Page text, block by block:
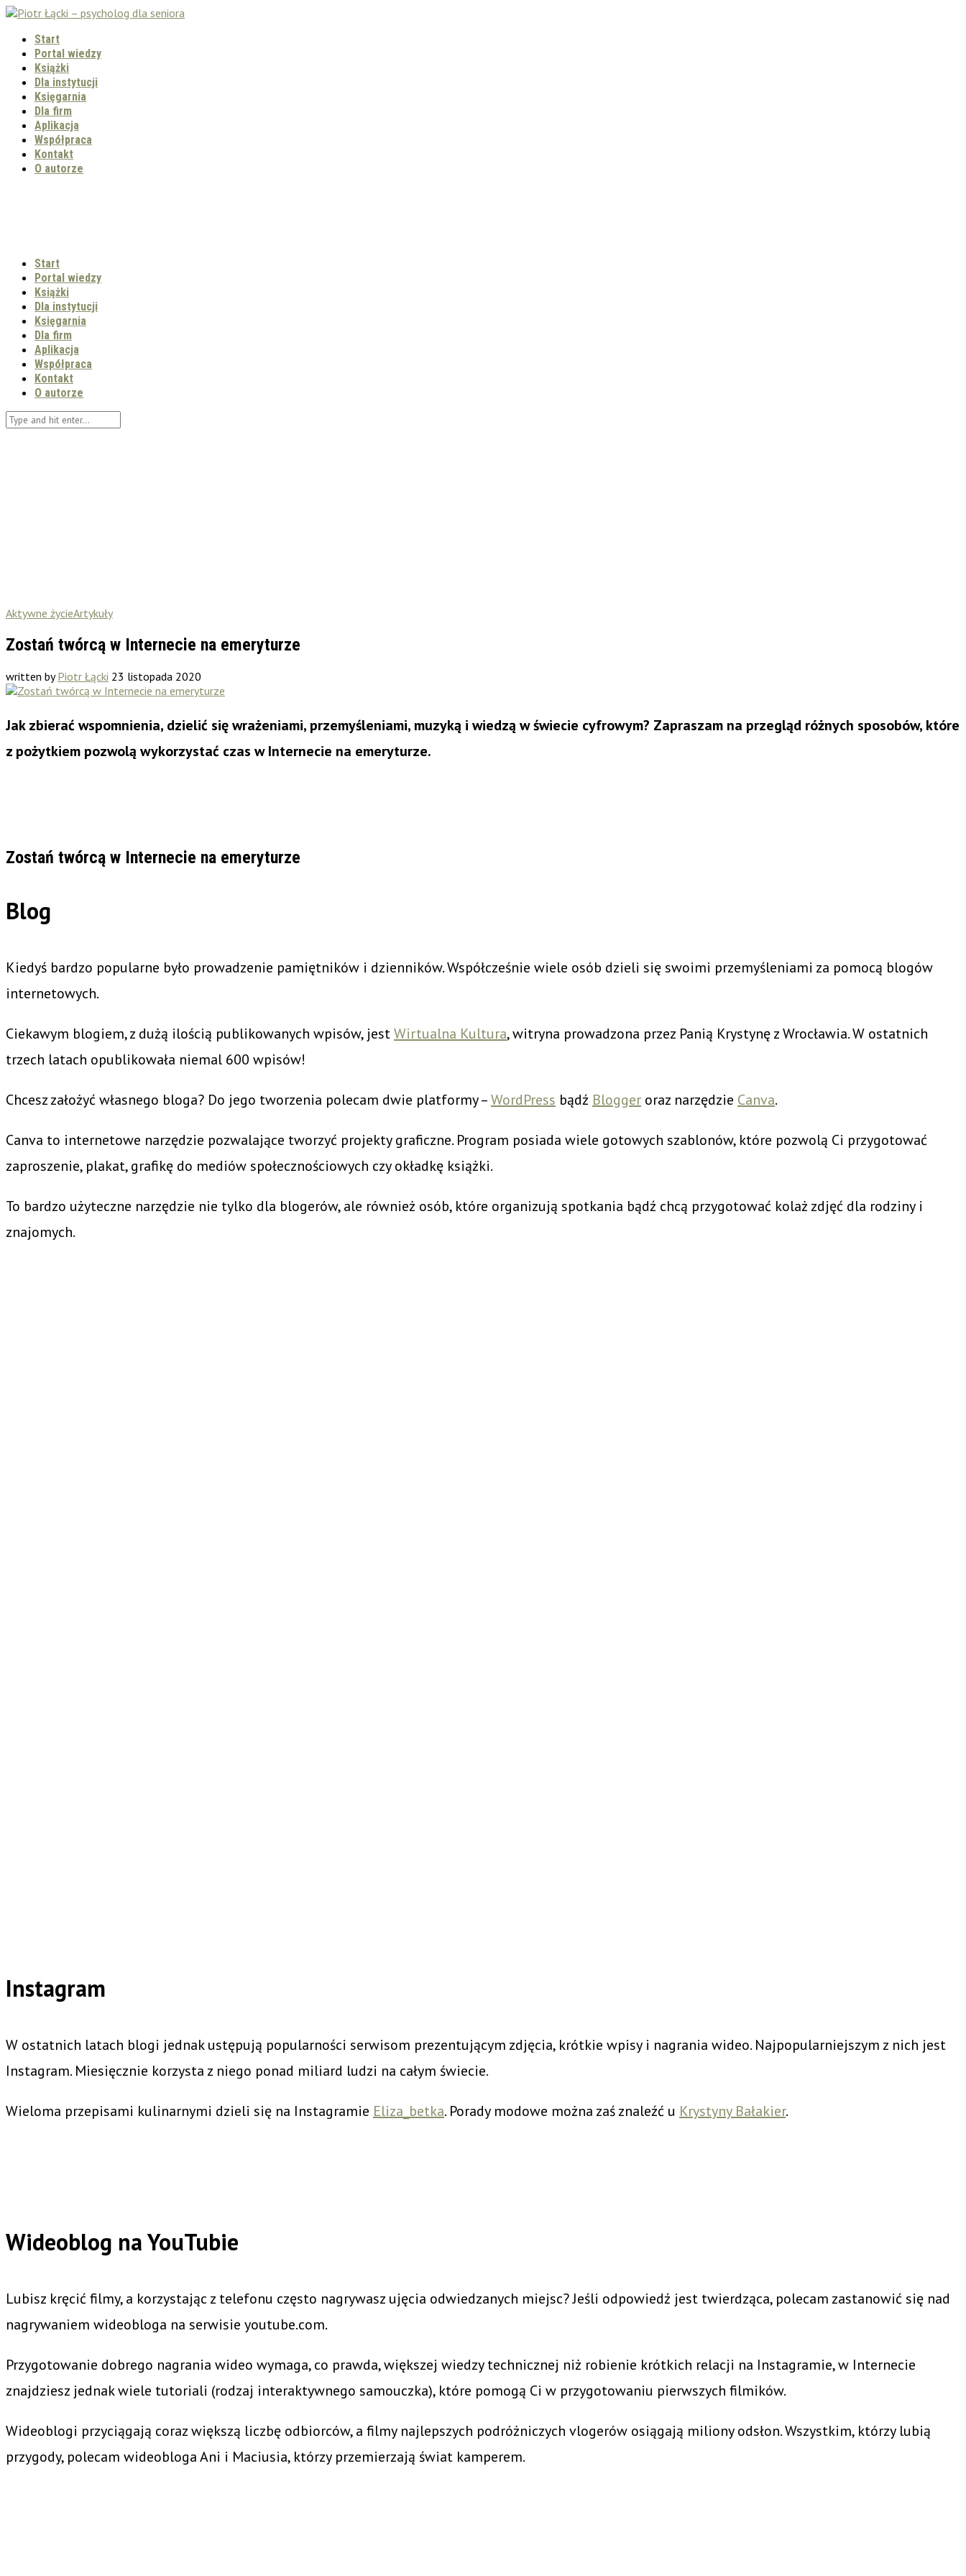
Start
Portal wiedzy
Książki
Dla instytucji
Księgarnia
Dla firm
Aplikacja
Współpraca
Kontakt
O autorze
Start
Portal wiedzy
Książki
Dla instytucji
Księgarnia
Dla firm
Aplikacja
Współpraca
Kontakt
O autorze
Aktywne życieArtykuły
Zostań twórcą w Internecie na emeryturze
written byPiotr Łącki 23 listopada 2020
Jak zbierać wspomnienia, dzielić się wrażeniami, przemyśleniami, muzyką i wiedzą w świecie cyfrowym? Zapraszam na przegląd różnych sposobów, które
z pożytkiem pozwolą wykorzystać czas w Internecie na emeryturze.
Zostań twórcą w Internecie na emeryturze
Blog
Kiedyś bardzo popularne było prowadzenie pamiętników i dzienników. Współcześnie wiele osób dzieli się swoimi przemyśleniami za pomocą blogów
internetowych.
Ciekawym blogiem, z dużą ilością publikowanych wpisów, jestWirtualna Kultura, witryna prowadzona przez Panią Krystynę z Wrocławia. W ostatnich
trzech latach opublikowała niemal 600 wpisów!
Chcesz założyć własnego bloga? Do jego tworzenia polecam dwie platformy –WordPress bądź Blogger oraz narzędzie Canva.
Canva to internetowe narzędzie pozwalające tworzyć projekty graficzne. Program posiada wiele gotowych szablonów, które pozwolą Ci przygotować
zaproszenie, plakat, grafikę do mediów społecznościowych czy okładkę książki.
To bardzo użyteczne narzędzie nie tylko dla blogerów, ale również osób, które organizują spotkania bądź chcą przygotować kolaż zdjęć dla rodziny i
znajomych.
Instagram
W ostatnich latach blogi jednak ustępują popularności serwisom prezentującym zdjęcia, krótkie wpisy i nagrania wideo. Najpopularniejszym z nich jest
Instagram. Miesięcznie korzysta z niego ponad miliard ludzi na całym świecie.
Wieloma przepisami kulinarnymi dzieli się na Instagramie Eliza_betka. Porady modowe można zaś znaleźć u Krystyny Bałakier.
Wideoblog na YouTubie
Lubisz kręcić filmy, a korzystając z telefonu często nagrywasz ujęcia odwiedzanych miejsc? Jeśli odpowiedź jest twierdząca, polecam zastanowić się nad
nagrywaniem wideobloga na serwisie youtube.com.
Przygotowanie dobrego nagrania wideo wymaga, co prawda, większej wiedzy technicznej niż robienie krótkich relacji na Instagramie, w Internecie
znajdziesz jednak wiele tutoriali (rodzaj interaktywnego samouczka), które pomogą Ci w przygotowaniu pierwszych filmików.
Wideoblogi przyciągają coraz większą liczbę odbiorców, a filmy najlepszych podróżniczych vlogerów osiągają miliony odsłon. Wszystkim, którzy lubią
przygody, polecam wideobloga Ani i Maciusia, którzy przemierzają świat kamperem.